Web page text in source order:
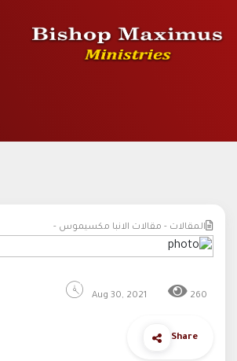
المقالات - مقالات الانبا مكسيموس -
Aug 30, 2021 260
Share